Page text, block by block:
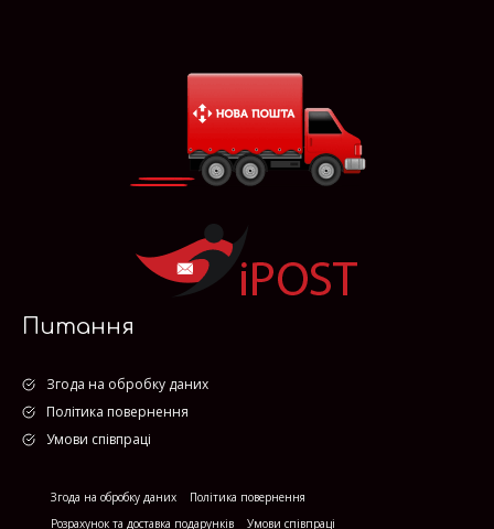
Питання
Згода на обробку даних
Політика повернення
Умови співпраці
Згода на обробку даних
Політика повернення
Розрахунок та доставка подарунків
Умови співпраці